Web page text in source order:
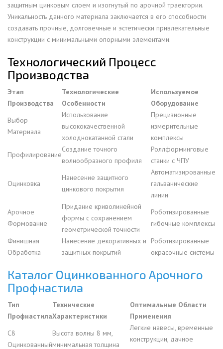
защитным цинковым слоем и изогнутый по арочной траектории.
Уникальность данного материала заключается в его способности
создавать прочные, долговечные и эстетически привлекательные
конструкции с минимальными опорными элементами.
Технологический Процесс
Производства
Этап
Производства
Технологические
Особенности
Используемое
Оборудование
Выбор
Материала
Использование
высококачественной
холоднокатанной стали
Прецизионные
измерительные
комплексы
Профилирование
Создание точного
волнообразного профиля
Роллформинговые
станки с ЧПУ
Оцинковка
Нанесение защитного
цинкового покрытия
Автоматизированные
гальванические
линии
Арочное
Формование
Придание криволинейной
формы с сохранением
геометрической точности
Роботизированные
гибочные комплексы
Финишная
Обработка
Нанесение декоративных и
защитных покрытий
Роботизированные
окрасочные системы
Каталог Оцинкованного Арочного
Профнастила
Тип
Профнастила
Технические
Характеристики
Оптимальные Области
Применения
С8
Оцинкованный
Высота волны 8 мм,
минимальная толщина
Легкие навесы, временные
конструкции, дачное